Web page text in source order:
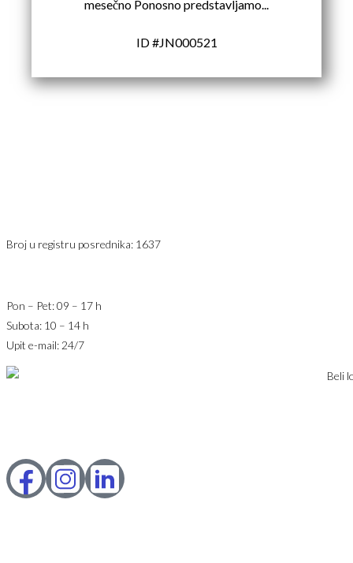
mesečno Ponosno predstavljamo...
ID #JN000521
Broj u registru posrednika: 1637
Pon – Pet: 09 – 17 h
Subota: 10 – 14 h
Upit e-mail: 24/7